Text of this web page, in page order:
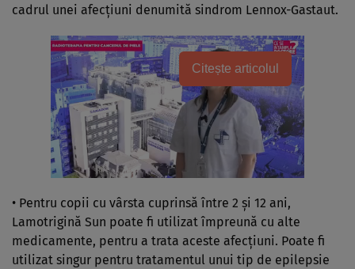
cadrul unei afecţiuni denumită sindrom Lennox-Gastaut.
Citește articolul
• Pentru copii cu vârsta cuprinsă între 2 şi 12 ani,
Lamotrigină Sun poate fi utilizat împreună cu alte
medicamente, pentru a trata aceste afecţiuni. Poate fi
utilizat singur pentru tratamentul unui tip de epilepsie